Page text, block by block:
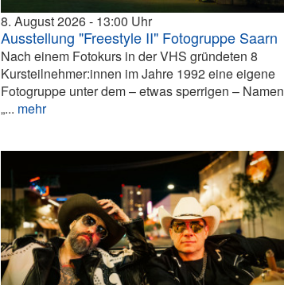
8. August 2026 13:00
Ausstellung "Freestyle II" Fotogruppe Saarn
Nach einem Fotokurs in der VHS gründeten 8
Kursteilnehmer:innen im Jahre 1992 eine eigene
Fotogruppe unter dem – etwas sperrigen – Namen
„... mehr